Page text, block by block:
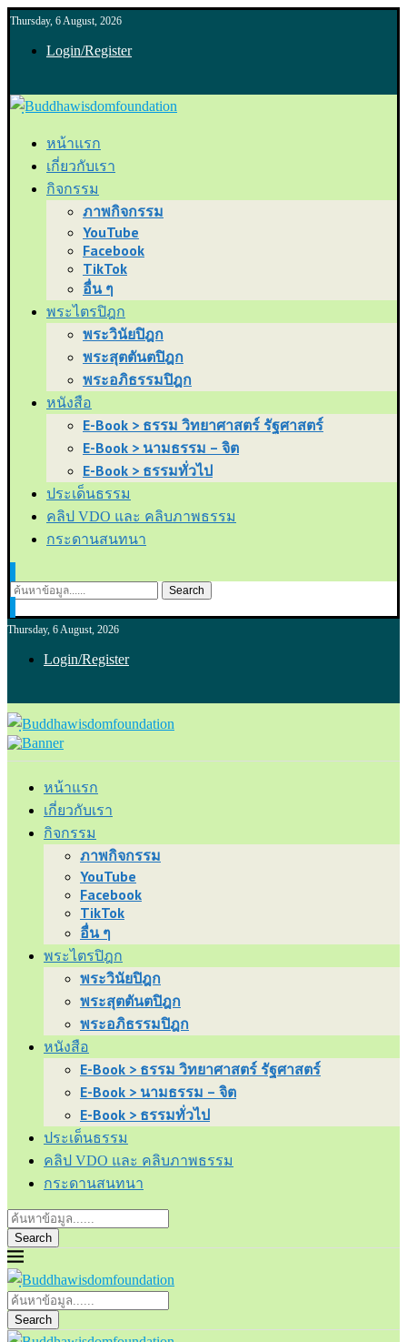
Thursday, 6 August, 2026
Login/Register
หน้าแรก
เกี่ยวกับเรา
กิจกรรม
ภาพกิจกรรม
YouTube
Facebook
TikTok
อื่น ๆ
พระไตรปิฎก
พระวินัยปิฎก
พระสุตตันตปิฎก
พระอภิธรรมปิฎก
หนังสือ
E-Book > ธรรม วิทยาศาสตร์ รัฐศาสตร์
E-Book > นามธรรม – จิต
E-Book > ธรรมทั่วไป
ประเด็นธรรม
คลิป VDO และ คลิบภาพธรรม
กระดานสนทนา
Search
Thursday, 6 August, 2026
Login/Register
หน้าแรก
เกี่ยวกับเรา
กิจกรรม
ภาพกิจกรรม
YouTube
Facebook
TikTok
อื่น ๆ
พระไตรปิฎก
พระวินัยปิฎก
พระสุตตันตปิฎก
พระอภิธรรมปิฎก
หนังสือ
E-Book > ธรรม วิทยาศาสตร์ รัฐศาสตร์
E-Book > นามธรรม – จิต
E-Book > ธรรมทั่วไป
ประเด็นธรรม
คลิป VDO และ คลิบภาพธรรม
กระดานสนทนา
Search
Search